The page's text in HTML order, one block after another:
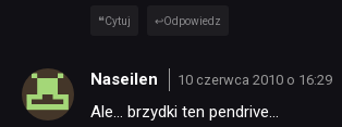
Cytuj Odpowiedz
Naseilen 10 czerwca 2010 o 16:29
Ale… brzydki ten pendrive…